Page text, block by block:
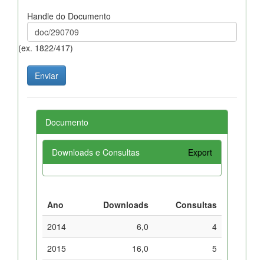
Handle do Documento
(ex. 1822/417)
Documento
Downloads e Consultas Export
Ano Downloads
Consultas
2014
6,0
4
2015
16,0
5